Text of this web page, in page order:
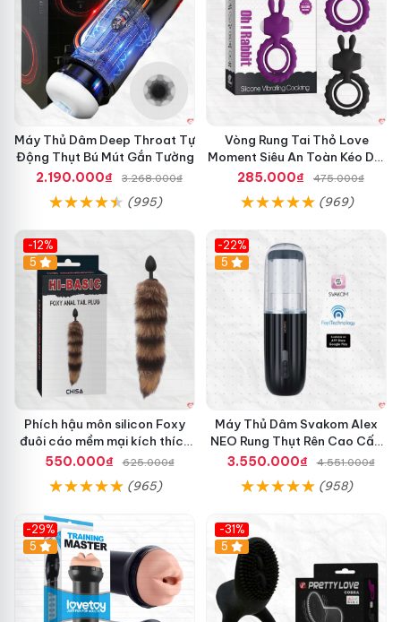
Máy Thủ Dâm Deep Throat Tự
Động Thụt Bú Mút Gắn Tường
2.190.000₫
3.268.000₫
(995)
Vòng Rung Tai Thỏ Love
Moment Siêu An Toàn Kéo Dài
Thời Gian
285.000₫ 475.000₫
(969)
-12%
Hot
5
Phích hậu môn silicon Foxy
đuôi cáo mềm mại kích thích
cảm giác mới
550.000₫ 625.000₫
(965)
-22%
5
Máy Thủ Dâm Svakom Alex
NEO Rung Thụt Rên Cao Cấp
Điều Khiển App
3.550.000₫ 4.551.000₫
(958)
-29%
Hot
5
-31%
5